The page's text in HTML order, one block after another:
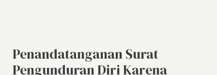
Penandatanganan Surat
Pengunduran Diri Karena